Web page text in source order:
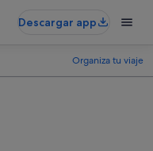
Descargar app
Organiza tu viaje